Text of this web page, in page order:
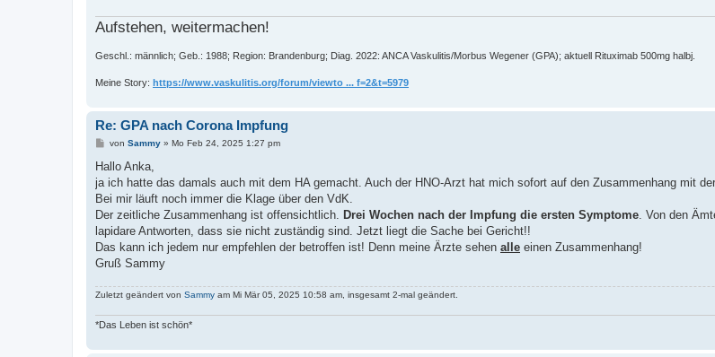
Aufstehen, weitermachen!
Geschl.: männlich; Geb.: 1988; Region: Brandenburg; Diag. 2022: ANCA Vaskulitis/Morbus Wegener (GPA); aktuell Rituximab 500mg halbj.
Meine Story: https://www.vaskulitis.org/forum/viewto ... f=2&t=5979
Re: GPA nach Corona Impfung
B
i
r
a
von Sammy» Mo Feb 24, 2025 1:27 pm
Hallo Anka,
ja ich hatte das damals auch mit dem HA gemacht. Auch der HNO-Arzt hat mich sofort auf den Zusammenhang mit
Bei mir läuft noch immer die Klage über den VdK.
Der zeitliche Zusammenhang ist offensichtlich.
Drei Wochen nach der Impfung die ersten Symptome . Von den
lapidare Antworten, dass sie nicht zuständig sind. Jetzt liegt die Sache bei Gericht!!
Das kann ich jedem nur empfehlen der betroffen ist! Denn meine Ärzte sehen alle einen Zusammenhang!
Gruß Sammy
Zuletzt geändert von Sammy am Mi Mär 05, 2025 10:58 am, insgesamt 2-mal geändert.
*Das Leben ist schön*